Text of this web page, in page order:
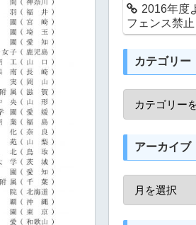
2016年度
フェンス禁止
カテゴリー
アーカイブ